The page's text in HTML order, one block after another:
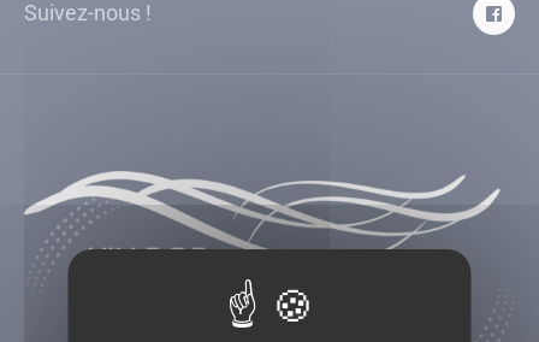
Suivez-nous !